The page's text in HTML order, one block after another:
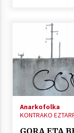
Anarkofolka
KONTRAKO
GORA ETA